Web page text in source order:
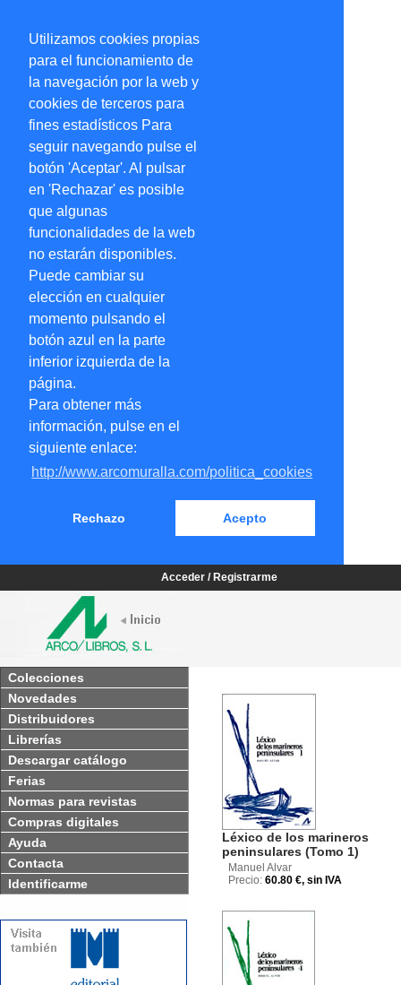
Utilizamos cookies propias
para el funcionamiento de
la navegación por la web y
cookies de terceros para
fines estadísticos Para
seguir navegando pulse el
botón 'Aceptar'. Al pulsar
en 'Rechazar' es posible
que algunas
funcionalidades de la web
no estarán disponibles.
Puede cambiar su
elección en cualquier
momento pulsando el
botón azul en la parte
inferior izquierda de la
página.
Para obtener más
información, pulse en el
siguiente enlace:
http://www.arcomuralla.com/politica_cookies
Rechazo Acepto
Acceder / Registrarme
Colecciones
Novedades
Distribuidores
Librerías
Descargar catálogo
Ferias
Normas para revistas
Compras digitales
Ayuda
Contacta
Identificarme
Léxico de los marineros
peninsulares (Tomo 1)
Manuel Alvar
Precio: 60.80 €, sin IVA